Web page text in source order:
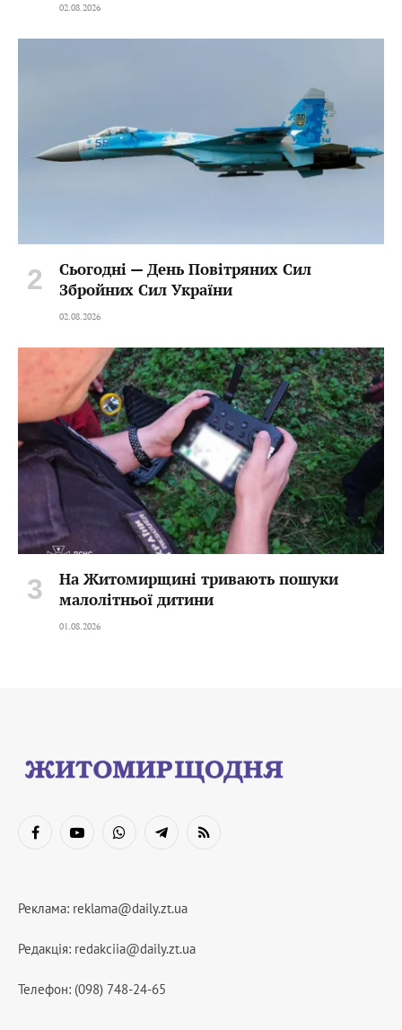
02.08.2026
Сьогодні — День Повітряних Сил
Збройних Сил України
02.08.2026
На Житомирщині тривають пошуки
малолітньої дитини
01.08.2026
FacebookYouTubeWhatsAppTelegramRSS
Реклама: reklama@daily.zt.ua
Редакція: redakciia@daily.zt.ua
Телефон: (098) 748-24-65